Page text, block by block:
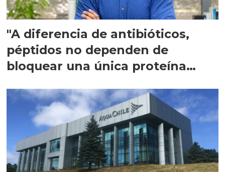
"A diferencia de antibióticos,
péptidos no dependen de
bloquear una única proteína